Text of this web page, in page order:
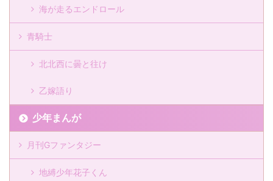
海が走るエンドロール
青騎士
北北西に曇と往け
乙嫁語り
少年まんが
月刊Gファンタジー
地縛少年花子くん